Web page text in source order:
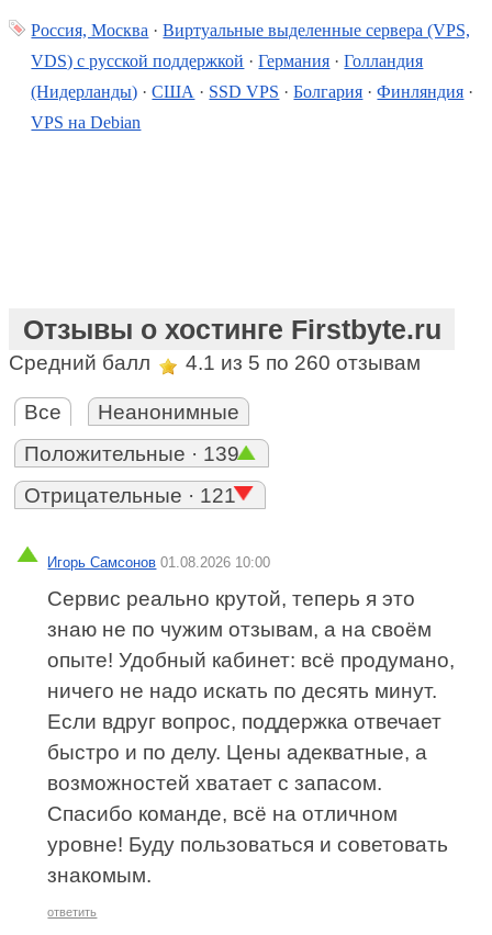
Россия, Москва ·Виртуальные выделенные сервера (VPS,
VDS) с русской поддержкой ·Германия ·Голландия
(Нидерланды) ·США · SSD VPS ·Болгария ·Финляндия ·
VPS на Debian
Отзывы о хостинге Firstbyte.ru
Средний балл 4.1 из 5 по 260 отзывам
Все
Неанонимные
Положительные · 139
Отрицательные · 121
Игорь Самсонов 01.08.2026 10:00
Сервис реально крутой, теперь я это
знаю не по чужим отзывам, а на своём
опыте! Удобный кабинет: всё продумано,
ничего не надо искать по десять минут.
Если вдруг вопрос, поддержка отвечает
быстро и по делу. Цены адекватные, а
возможностей хватает с запасом.
Спасибо команде, всё на отличном
уровне! Буду пользоваться и советовать
знакомым.
ответить